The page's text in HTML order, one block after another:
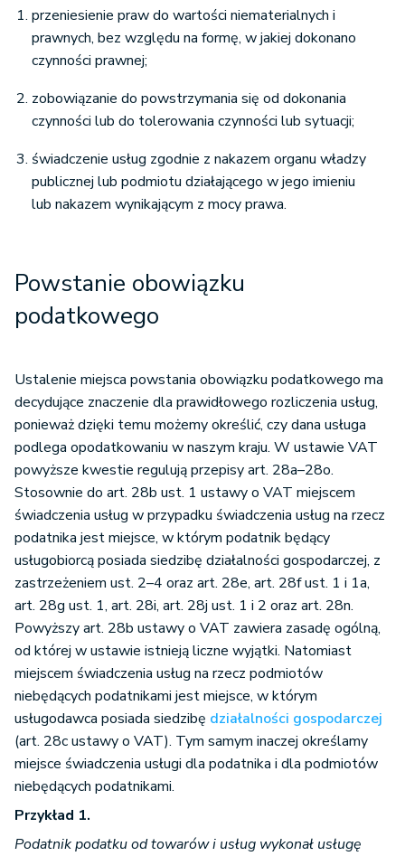
przeniesienie praw do wartości niematerialnych i
prawnych, bez względu na formę, w jakiej dokonano
czynności prawnej;
zobowiązanie do powstrzymania się od dokonania
czynności lub do tolerowania czynności lub sytuacji;
świadczenie usług zgodnie z nakazem organu władzy
publicznej lub podmiotu działającego w jego imieniu
lub nakazem wynikającym z mocy prawa.
Powstanie obowiązku
podatkowego
Ustalenie miejsca powstania obowiązku podatkowego ma
decydujące znaczenie dla prawidłowego rozliczenia usług,
ponieważ dzięki temu możemy określić, czy dana usługa
podlega opodatkowaniu w naszym kraju. W ustawie VAT
powyższe kwestie regulują przepisy art. 28a–28o.
Stosownie do art. 28b ust. 1 ustawy o VAT miejscem
świadczenia usług w przypadku świadczenia usług na rzecz
podatnika jest miejsce, w którym podatnik będący
usługobiorcą posiada siedzibę działalności gospodarczej, z
zastrzeżeniem ust. 2–4 oraz art. 28e, art. 28f ust. 1 i 1a,
art. 28g ust. 1, art. 28i, art. 28j ust. 1 i 2 oraz art. 28n.
Powyższy art. 28b ustawy o VAT zawiera zasadę ogólną,
od której w ustawie istnieją liczne wyjątki. Natomiast
miejscem świadczenia usług na rzecz podmiotów
niebędących podatnikami jest miejsce, w którym
usługodawca posiada siedzibę działalności gospodarczej
(art. 28c ustawy o VAT). Tym samym inaczej określamy
miejsce świadczenia usługi dla podatnika i dla podmiotów
niebędących podatnikami.
Przykład 1.
Podatnik podatku od towarów i usług wykonał usługę